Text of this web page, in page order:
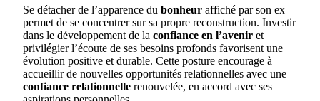
Se détacher de l’apparence du bonheur affiché par son ex
permet de se concentrer sur sa propre reconstruction. Investir
dans le développement de la confiance en l’avenir et
privilégier l’écoute de ses besoins profonds favorisent une
évolution positive et durable. Cette posture encourage à
accueillir de nouvelles opportunités relationnelles avec une
confiance relationnelle renouvelée, en accord avec ses